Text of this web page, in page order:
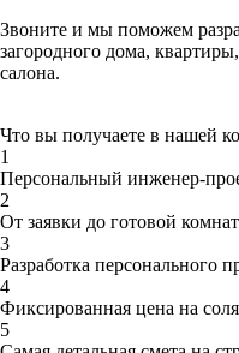
Звоните и мы поможем
загородного дома,
салона.
Что вы получаете в нашей
1
Персональный инженер-
2
От заявки до готовой
3
Разработка персонального
4
Фиксированная цена на
5